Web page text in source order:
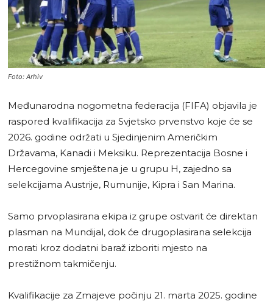
Foto: Arhiv
Međunarodna nogometna federacija (FIFA) objavila je
raspored kvalifikacija za Svjetsko prvenstvo koje će se
2026. godine održati u Sjedinjenim Američkim
Državama, Kanadi i Meksiku. Reprezentacija Bosne i
Hercegovine smještena je u grupu H, zajedno sa
selekcijama Austrije, Rumunije, Kipra i San Marina.
Samo prvoplasirana ekipa iz grupe ostvarit će direktan
plasman na Mundijal, dok će drugoplasirana selekcija
morati kroz dodatni baraž izboriti mjesto na
prestižnom takmičenju.
Kvalifikacije za Zmajeve počinju 21. marta 2025. godine